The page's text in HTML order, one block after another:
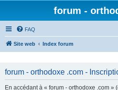
forum -
FAQ
Site web Index forum
forum - orthodoxe .com -
En accédant à « forum - orthodoxe .com »